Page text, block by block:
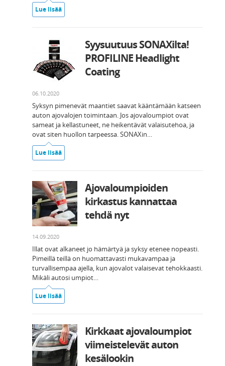
Lue lisää
Syysuutuus SONAXilta!
PROFILINE Headlight
Coating
06.10.2020
Syksyn pimenevät maantiet saavat kääntämään katseen
auton ajovalojen toimintaan. Jos ajovaloumpiot ovat
sameat ja kellastuneet, ne heikentävät valaisutehoa, ja
ovat siten huollon tarpeessa. SONAXin…
Lue lisää
Ajovaloumpioiden
kirkastus kannattaa
tehdä nyt
14.09.2020
Illat ovat alkaneet jo hämärtyä ja syksy etenee nopeasti.
Pimeillä teillä on huomattavasti mukavampaa ja
turvallisempaa ajella, kun ajovalot valaisevat tehokkaasti.
Mikäli autosi umpiot…
Lue lisää
Kirkkaat ajovaloumpiot
viimeistelevät auton
kesälookin